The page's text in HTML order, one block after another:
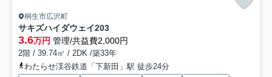
桐生市広沢町
サキズハイダウェイ203
3.6万円 管理/共益費2,000円
2階 / 39.74㎡ / 2DK /築33年
わたらせ渓谷鉄道「下新田」駅 徒歩24分